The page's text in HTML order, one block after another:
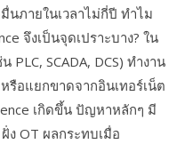
นภายในเวลาไม่กี่ปี ทำไม
จึงเป็นจุดเปราะบาง? ใน
PLC, SCADA, DCS) ทำงาน
รือแยกขาดจากอินเทอร์เน็ต
เกิดขึ้น ปัญหาหลักๆ มี
ง OT ผลกระทบเมื่อ